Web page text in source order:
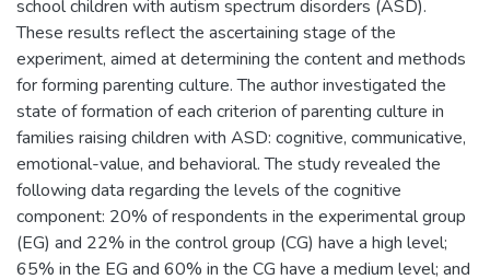
school children with autism spectrum disorders (ASD).
These results reflect the ascertaining stage of the
experiment, aimed at determining the content and methods
for forming parenting culture. The author investigated the
state of formation of each criterion of parenting culture in
families raising children with ASD: cognitive, communicative,
emotional-value, and behavioral. The study revealed the
following data regarding the levels of the cognitive
component: 20% of respondents in the experimental group
(EG) and 22% in the control group (CG) have a high level;
65% in the EG and 60% in the CG have a medium level; and